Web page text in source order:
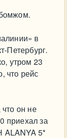
в
Петербург.
утром 23
что рейс
он не
приехал за
ALANYA 5*